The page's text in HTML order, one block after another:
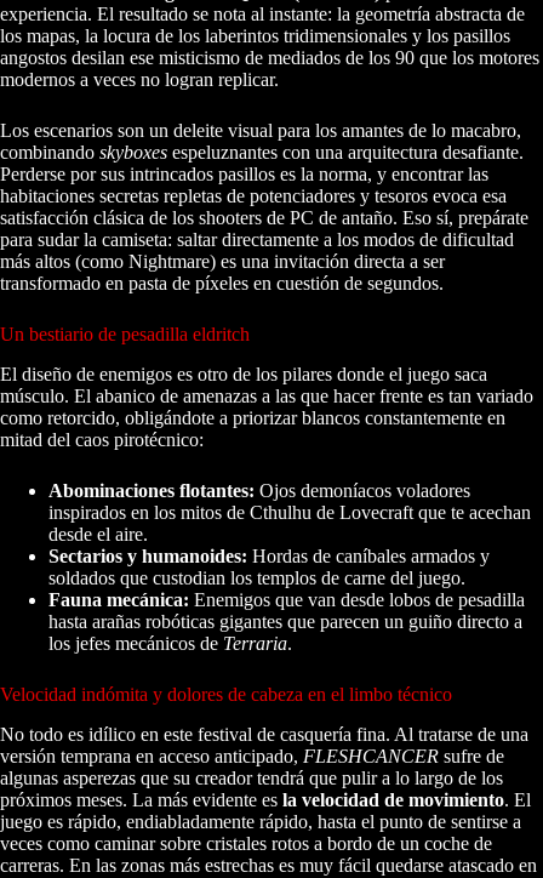
experiencia. El resultado se nota al instante: la geometría abstracta de
los mapas, la locura de los laberintos tridimensionales y los pasillos
angostos desilan ese misticismo de mediados de los 90 que los motores
modernos a veces no logran replicar.
Los escenarios son un deleite visual para los amantes de lo macabro,
combinando skyboxes espeluznantes con una arquitectura desafiante.
Perderse por sus intrincados pasillos es la norma, y encontrar las
habitaciones secretas repletas de potenciadores y tesoros evoca esa
satisfacción clásica de los shooters de PC de antaño. Eso sí, prepárate
para sudar la camiseta: saltar directamente a los modos de dificultad
más altos (como Nightmare) es una invitación directa a ser
transformado en pasta de píxeles en cuestión de segundos.
Un bestiario de pesadilla eldritch
El diseño de enemigos es otro de los pilares donde el juego saca
músculo. El abanico de amenazas a las que hacer frente es tan variado
como retorcido, obligándote a priorizar blancos constantemente en
mitad del caos pirotécnico:
Abominaciones flotantes: Ojos demoníacos voladores
inspirados en los mitos de Cthulhu de Lovecraft que te acechan
desde el aire.
Sectarios y humanoides: Hordas de caníbales armados y
soldados que custodian los templos de carne del juego.
Fauna mecánica: Enemigos que van desde lobos de pesadilla
hasta arañas robóticas gigantes que parecen un guiño directo a
los jefes mecánicos de Terraria.
Velocidad indómita y dolores de cabeza en el limbo técnico
No todo es idílico en este festival de casquería fina. Al tratarse de una
versión temprana en acceso anticipado, FLESHCANCER sufre de
algunas asperezas que su creador tendrá que pulir a lo largo de los
próximos meses. La más evidente es la velocidad de movimiento. El
juego es rápido, endiabladamente rápido, hasta el punto de sentirse a
veces como caminar sobre cristales rotos a bordo de un coche de
carreras. En las zonas más estrechas es muy fácil quedarse atascado en